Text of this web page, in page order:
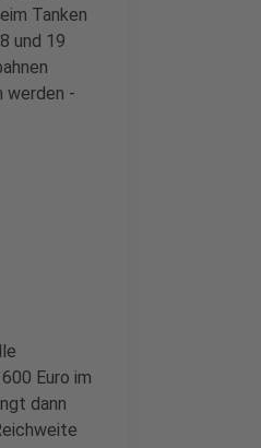
Tanken
und 19
werden -
Euro im
dann